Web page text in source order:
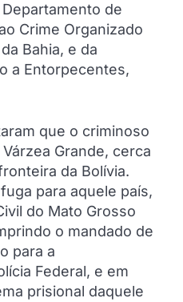
de
Crime Organizado
Bahia, e da
a Entorpecentes,
que o criminoso
Grande, cerca
da Bolívia.
para aquele país,
do Mato Grosso
o mandado de
para a
Federal, e em
prisional daquele